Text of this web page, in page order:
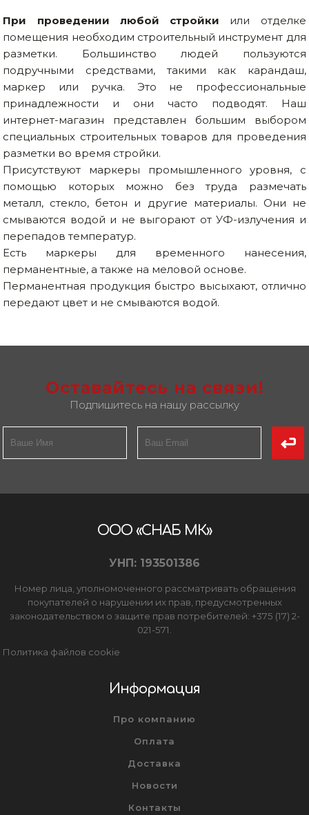
При проведении любой стройки или отделке
помещения необходим строительный инструмент для
разметки. Большинство людей пользуются
подручными средствами, такими как карандаш,
маркер или ручка. Это не профессиональные
принадлежности и они часто подводят. Наш
интернет-магазин представлен большим выбором
специальных строительных товаров для проведения
разметки во время стройки.
Присутствуют маркеры промышленного уровня, с
помощью которых можно без труда размечать
металл, стекло, бетон и другие материалы. Они не
смываются водой и не выгорают от УФ-излучения и
перепадов температур.
Есть маркеры для временного нанесения,
перманентные, а также на меловой основе.
Перманентная продукция быстро высыхают, отлично
передают цвет и не смываются водой.
Оставайтесь на связи!
Подпишитесь на нашу рассылку
ООО «СНАБ МК»
УНП: 193501386
Номер лица, уполномоченного рассматривать обращения
покупателей о нарушении их прав, предусмотренных
законодательством о защите прав потребителей: +375 (17) 2-
021-571.
Политика файлов cookie
Информация
Про компанию
Оплата
Доставка
Новости
Контакты